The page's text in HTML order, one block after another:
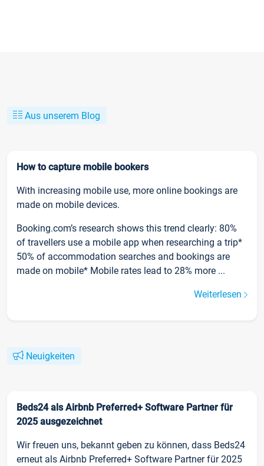
Aus unserem Blog
How to capture mobile bookers
With increasing mobile use, more online bookings are
made on mobile devices.
Booking.com’s research shows this trend clearly: 80%
of travellers use a mobile app when researching a trip*
50% of accommodation searches and bookings are
made on mobile* Mobile rates lead to 28% more ...
Weiterlesen
Neuigkeiten
Beds24 als Airbnb Preferred+ Software Partner für
2025 ausgezeichnet
Wir freuen uns, bekannt geben zu können, dass Beds24
erneut als Airbnb Preferred+ Software Partner für 2025